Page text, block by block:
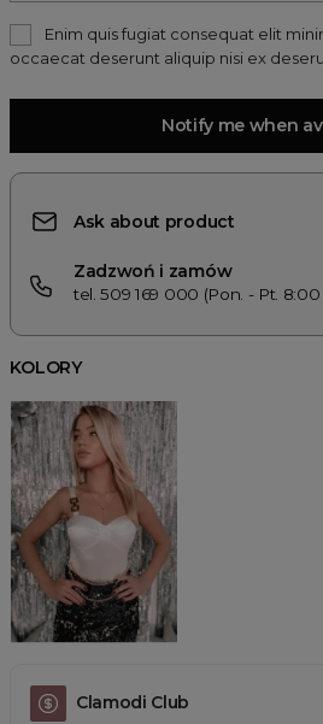
Enim quis fugiat consequat elit
occaecat deserunt aliquip nisi ex
Notify me when
Ask about product
Zadzwoń i zamów
tel. 509 169 000 (Pon. - Pt. 8:00
KOLORY
Clamodi Club